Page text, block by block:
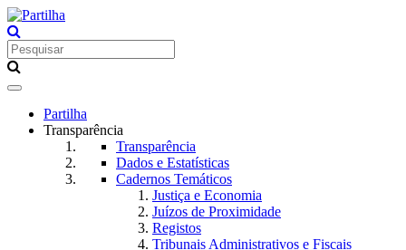
Toggle
navigationPartilha
Transparência
Transparência
Dados e Estatísticas
Cadernos Temáticos
Justiça e Economia
Juízos de Proximidade
Registos
Tribunais Administrativos e Fiscais